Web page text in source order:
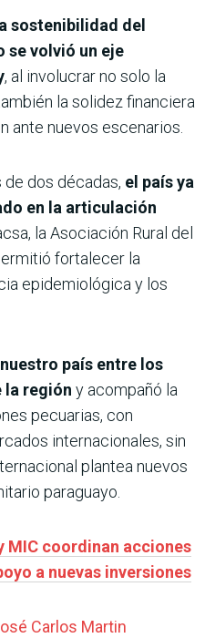
la sostenibilidad del
se volvió un eje
, al involucrar no solo la
la solidez financiera
ante nuevos escenarios.
dos décadas, el país ya
en la articulación
la Asociación Rural del
fortalecer la
epidemiológica y los
país entre los
la región y acompañó la
pecuarias, con
internacionales, sin
plantea nuevos
paraguayo.
MIC coordinan acciones
a nuevas inversiones
Carlos Martin